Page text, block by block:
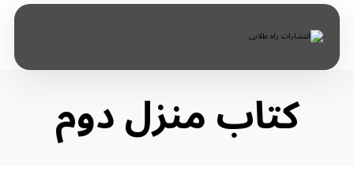
کتاب منزل دوم